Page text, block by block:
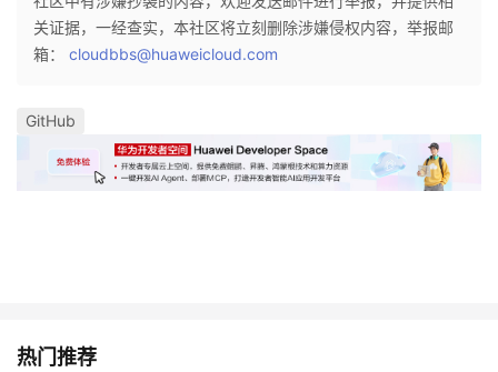
关证据，一经查实，本社区将立刻删除涉嫌侵权内容，举报邮
箱： cloudbbs@huaweicloud.com
GitHub
热门推荐